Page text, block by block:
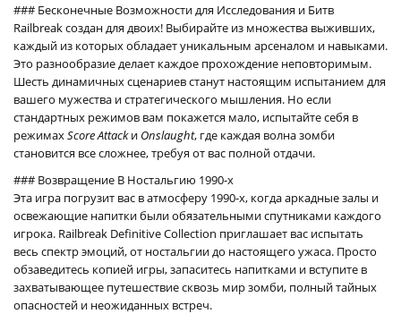
### Бесконечные Возможности для Исследования и Битв
Railbreak создан для двоих! Выбирайте из множества выживших,
каждый из которых обладает уникальным арсеналом и навыками.
Это разнообразие делает каждое прохождение неповторимым.
Шесть динамичных сценариев станут настоящим испытанием для
вашего мужества и стратегического мышления. Но если
стандартных режимов вам покажется мало, испытайте себя в
режимахScore Attackи Onslaught, где каждая волна зомби
становится все сложнее, требуя от вас полной отдачи.
### Возвращение В Ностальгию 1990-х
Эта игра погрузит вас в атмосферу 1990-х, когда аркадные залы и
освежающие напитки были обязательными спутниками каждого
игрока. Railbreak Definitive Collection приглашает вас испытать
весь спектр эмоций, от ностальгии до настоящего ужаса. Просто
обзаведитесь копией игры, запаситесь напитками и вступите в
захватывающее путешествие сквозь мир зомби, полный тайных
опасностей и неожиданных встреч.